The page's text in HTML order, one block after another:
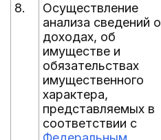
8.
Осуществление
анализа сведений о
доходах, об
имуществе и
обязательствах
имущественного
характера,
представляемых в
соответствии с